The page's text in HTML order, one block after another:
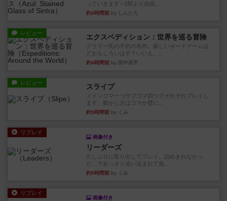
っていきます✨1部より自由...
約4時間前 by しんたろ
レビュー エクスペディション：世界を巡る冒険
クラマー氏の不朽の名作。新しいボードゲームほ
どおもしろいはず？いいえ。...
約4時間前 by 田中昌平
レビュー スライプ
メインコマ一つサブコマ四つでそれぞれプレイし
ます。動かし方はコマか壁に...
約5時間前 by くみ
リプレイ
画像付き
リーダーズ
久しぶりに取り出してプレイ。詰めきれなかっ
た…であっさり追い込まれて負...
約5時間前 by くみ
リプレイ
画像付き